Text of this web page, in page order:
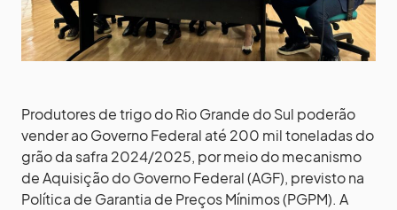
Produtores de trigo do Rio Grande do Sul poderão
vender ao Governo Federal até 200 mil toneladas do
grão da safra 2024/2025, por meio do mecanismo
de Aquisição do Governo Federal (AGF), previsto na
Política de Garantia de Preços Mínimos (PGPM). A